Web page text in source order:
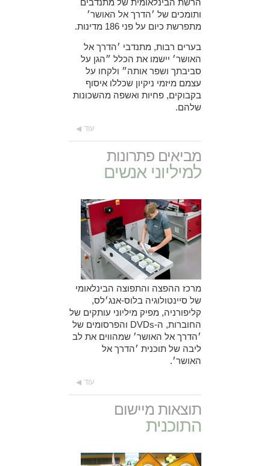
הרשת הבינלאומית של מתנדבים
ותומכים של ׳הדרך אל האושר׳
מתפרשת כיום על פני 186 מדינות.
בערים רבות, מתנדבי ׳הדרך אל
האושר׳ יישמו את הכלל ״הגן על
סביבתך ושפר אותה״ ולקחו על
עצמם מיזמי ניקיון שכללו איסוף
בקבוקים, פחיות ואשפה מהשכונות
שלהם.
עוד
מביאים פתרונות
למיליוני אנשים
מרכז ההפצה והתפוצה הבינלאומי
של סיינטולוגיה בלוס-אנג׳לס,
קליפורניה, מפיק מיליוני עותקים של
החוברות, ה-DVDs והפרסומים של
׳הדרך אל האושר׳ שמהווים את לב
ליבה של תוכנית ׳הדרך אל
האושר׳.
עוד
תוצאות מיישום
התוכנית